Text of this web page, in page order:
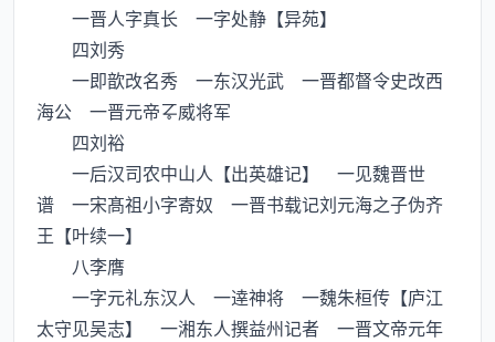
一晋人字真长 一字处静【异苑】
四刘秀
一即歆改名秀 一东汉光武 一晋都督令史改西
海公 一晋元帝威将军
四刘裕
一后汉司农中山人【出英雄记】 一见魏晋世
谱 一宋髙祖小字寄奴 一晋书载记刘元海之子伪齐
王【叶续一】
八李膺
一字元礼东汉人 一逹神将 一魏朱桓传【庐江
太守见吴志】 一湘东人撰益州记者 一晋文帝元年